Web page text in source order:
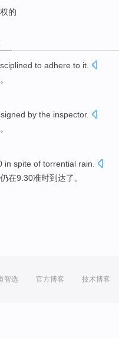
的
to adhere to it
signed by the inspector.
in spite of torrential rain.
仍在9:30准时到达了 。
智选 官方博客 技术博客